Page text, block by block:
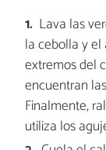
Lava las
la cebolla y el
extremos del
encuentran
Finalmente,
utiliza los